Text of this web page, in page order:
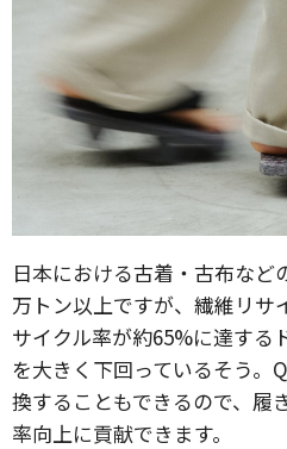
日本における古着・古布など
万トン以上ですが、繊維リサ
サイクル率が約65%に達する
を大きく下回っているそう。
換することもできるので、履
率向上に貢献できます。